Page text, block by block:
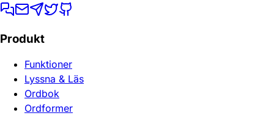
Produkt
Funktioner
Lyssna & Läs
Ordbok
Ordformer